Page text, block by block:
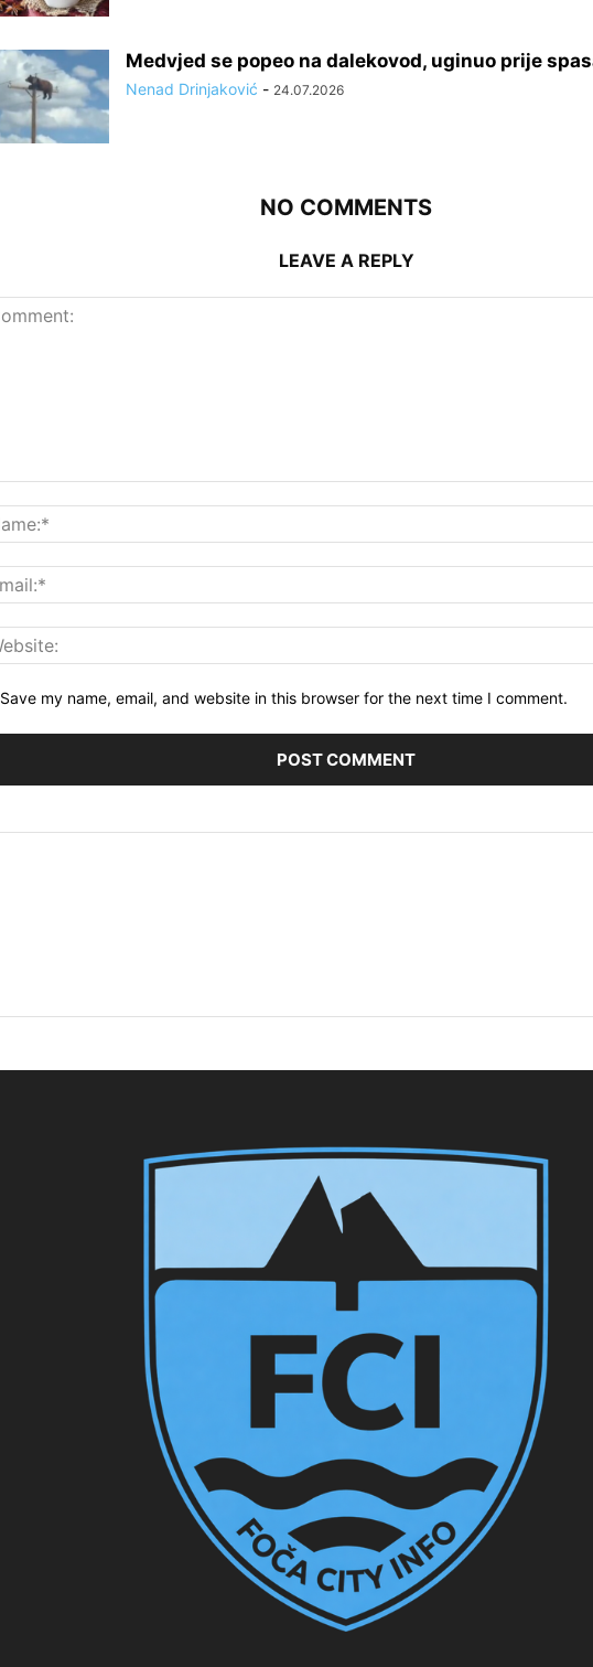
Medvjed se popeo na dalekovod, uginuo prije
Nenad Drinjaković - 24.07.2026
NO COMMENTS
LEAVE A REPLY
Save my name, email, and website in this browser for the next time I comment.